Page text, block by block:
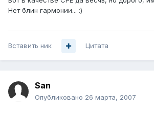
Нет блин гармонии... :)
Вставить ник Цитата
San
Опубликовано 26 марта, 2007